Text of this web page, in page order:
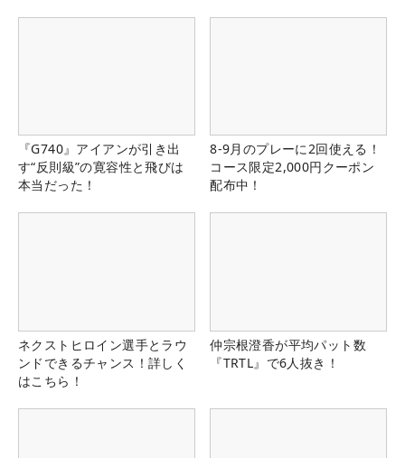
『G740』アイアンが引き出
す“反則級”の寛容性と飛びは
本当だった！
8-9月のプレーに2回使える！
コース限定2,000円クーポン
配布中！
ネクストヒロイン選手とラウ
ンドできるチャンス！詳しく
はこちら！
仲宗根澄香が平均パット数
『TRTL』で6人抜き！